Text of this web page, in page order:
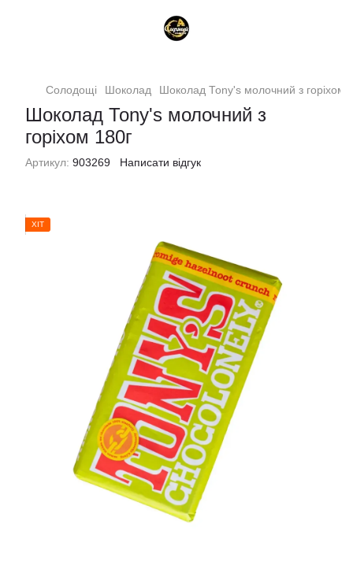
Солодощі Шоколад Шоколад Тоny's молочний з горіхом
Шоколад Тоny's молочний з
горіхом 180г
Артикул: 903269 Написати відгук
ХІТ